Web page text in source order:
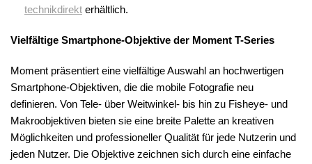
technikdirekt erhältlich.
Vielfältige Smartphone-Objektive der Moment T-Series
Moment präsentiert eine vielfältige Auswahl an hochwertigen
Smartphone-Objektiven, die die mobile Fotografie neu
definieren. Von Tele- über Weitwinkel- bis hin zu Fisheye- und
Makroobjektiven bieten sie eine breite Palette an kreativen
Möglichkeiten und professioneller Qualität für jede Nutzerin und
jeden Nutzer. Die Objektive zeichnen sich durch eine einfache